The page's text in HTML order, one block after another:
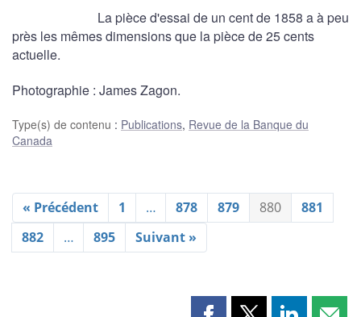
La pièce d'essai de un cent de 1858 a à peu
près les mêmes dimensions que la pièce de 25 cents
actuelle.
Photographie : James Zagon.
Type(s) de contenu : Publications, Revue de la Banque du
Canada
« Précédent 1 … 878 879 880
881
882
… 895 Suivant »